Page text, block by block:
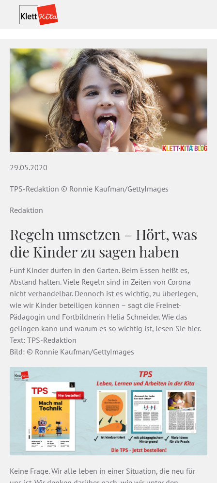
29.05.2020
TPS-Redaktion © Ronnie Kaufman/GettyImages
Redaktion
Regeln umsetzen – Hört, was
die Kinder zu sagen haben
Fünf Kinder dürfen in den Garten. Beim Essen heißt es,
Abstand halten. Viele Regeln sind in Zeiten von Corona
nicht verhandelbar. Dennoch ist es wichtig, zu überlegen,
wie wir Kinder beteiligen können – sagt die Freinet-
Pädagogin und Fortbildnerin Helia Schneider. Wie das
gelingen kann und warum es so wichtig ist, lesen Sie hier.
Text: TPS-Redaktion
Bild: © Ronnie Kaufman/GettyImages
Keine Frage. Wir alle leben in einer Situation, die neu für